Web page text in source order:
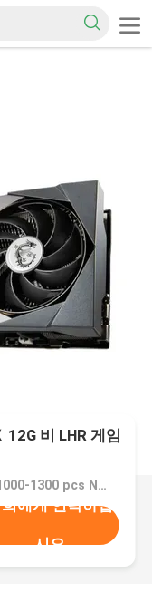
비 LHR 게임
가격：$1000-1300 pcs Negotiable
에게 연락하십
시오